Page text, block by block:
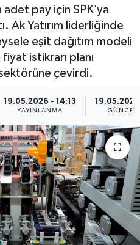
adet pay için SPK’ya
Ak Yatırım liderliğinde
eşit dağıtım modeli
istikrarı planı
çevirdi.
19.05.2026 - 14:13
YAYINLANMA